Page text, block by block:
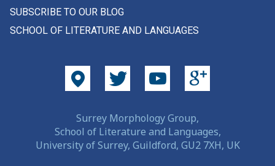
сучок
суша
существовать
схватки
SUBSCRIBE TO OUR BLOG
SCHOOL OF LITERATURE AND LANGUAGES
Surrey Morphology Group,
School of Literature and Languages,
University of Surrey, Guildford, GU2 7XH, UK